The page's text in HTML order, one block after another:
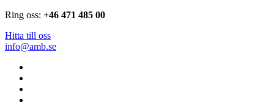
Ring oss: +46 471 485 00
Hitta till oss
info@amb.se